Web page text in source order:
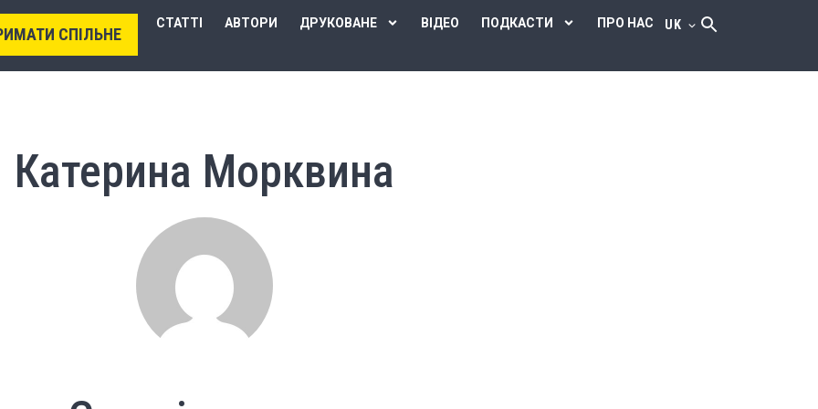
СПІЛЬНЕ
СТАТТІ АВТОРИ ДРУКОВАНЕ ВІДЕО ПОДКАСТИ ПРО НАС UK
Катерина Морквина